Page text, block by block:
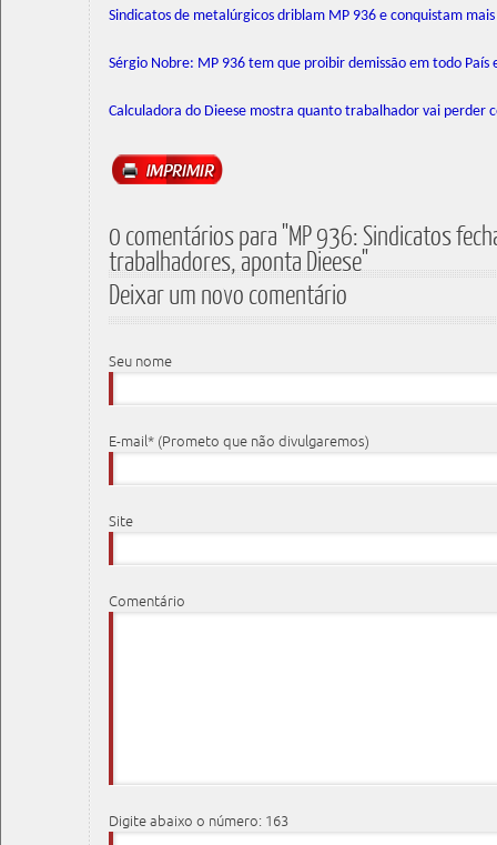
Sindicatos de metalúrgicos driblam MP 936 e conquistam
Sérgio Nobre: MP 936 tem que proibir demissão em todo
Calculadora do Dieese mostra quanto trabalhador vai perder
0 comentários para "MP 936: Sindicatos
trabalhadores, aponta Dieese"
Deixar um novo comentário
Seu nome
E-mail* (Prometo que não divulgaremos)
Site
Comentário
Digite abaixo o número: 163